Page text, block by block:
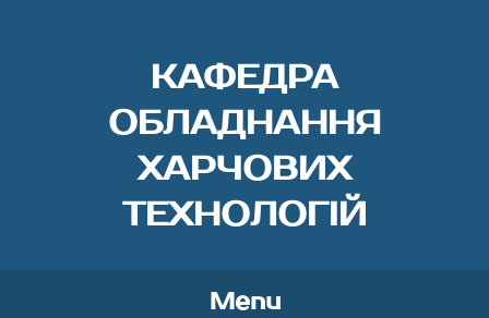
КАФЕДРА
ОБЛАДНАННЯ
ХАРЧОВИХ
ТЕХНОЛОГІЙ
Menu